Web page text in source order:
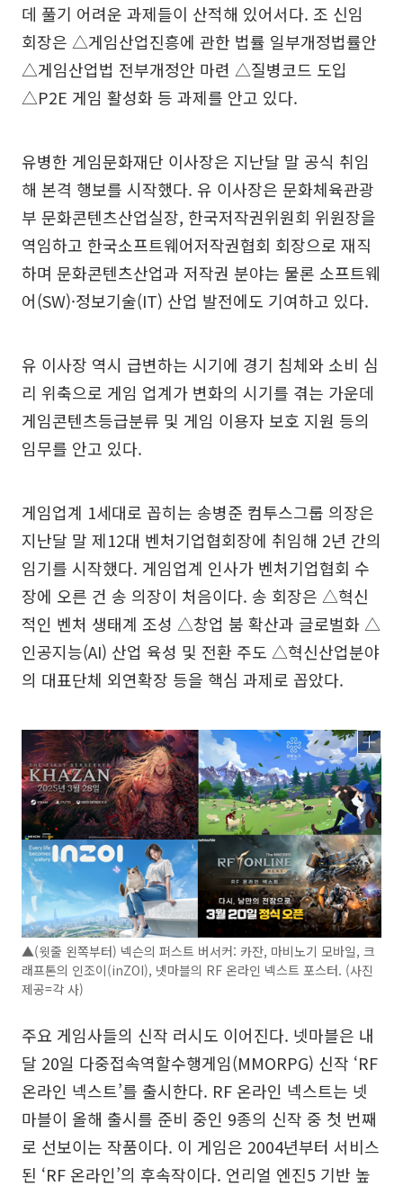
데 풀기 어려운 과제들이 산적해 있어서다. 조 신임
회장은 △게임산업진흥에 관한 법률 일부개정법률안
△게임산업법 전부개정안 마련 △질병코드 도입
△P2E 게임 활성화 등 과제를 안고 있다.
유병한 게임문화재단 이사장은 지난달 말 공식 취임
해 본격 행보를 시작했다. 유 이사장은 문화체육관광
부 문화콘텐츠산업실장, 한국저작권위원회 위원장을
역임하고 한국소프트웨어저작권협회 회장으로 재직
하며 문화콘텐츠산업과 저작권 분야는 물론 소프트웨
어(SW)·정보기술(IT) 산업 발전에도 기여하고 있다.
유 이사장 역시 급변하는 시기에 경기 침체와 소비 심
리 위축으로 게임 업계가 변화의 시기를 겪는 가운데
게임콘텐츠등급분류 및 게임 이용자 보호 지원 등의
임무를 안고 있다.
게임업계 1세대로 꼽히는 송병준 컴투스그룹 의장은
지난달 말 제12대 벤처기업협회장에 취임해 2년 간의
임기를 시작했다. 게임업계 인사가 벤처기업협회 수
장에 오른 건 송 의장이 처음이다. 송 회장은 △혁신
적인 벤처 생태계 조성 △창업 붐 확산과 글로벌화 △
인공지능(AI) 산업 육성 및 전환 주도 △혁신산업분야
의 대표단체 외연확장 등을 핵심 과제로 꼽았다.
▲(윗줄 왼쪽부터) 넥슨의 퍼스트 버서커: 카잔, 마비노기 모바일, 크
래프톤의 인조이(inZOI), 넷마블의 RF 온라인 넥스트 포스터. (사진
제공=각 사)
주요 게임사들의 신작 러시도 이어진다. 넷마블은 내
달 20일 다중접속역할수행게임(MMORPG) 신작 ‘RF
온라인 넥스트’를 출시한다. RF 온라인 넥스트는 넷
마블이 올해 출시를 준비 중인 9종의 신작 중 첫 번째
로 선보이는 작품이다. 이 게임은 2004년부터 서비스
된 ‘RF 온라인’의 후속작이다. 언리얼 엔진5 기반 높